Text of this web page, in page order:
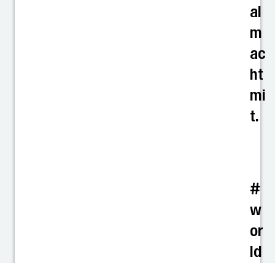
al
m
ac
ht
mi
t.
#
w
or
ld